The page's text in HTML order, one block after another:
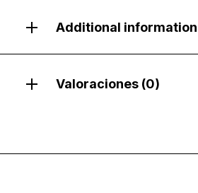
Additional information
Valoraciones (0)